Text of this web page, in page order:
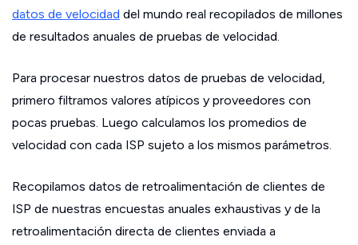
datos de velocidad del mundo real recopilados de millones
de resultados anuales de pruebas de velocidad.
Para procesar nuestros datos de pruebas de velocidad,
primero filtramos valores atípicos y proveedores con
pocas pruebas. Luego calculamos los promedios de
velocidad con cada ISP sujeto a los mismos parámetros.
Recopilamos datos de retroalimentación de clientes de
ISP de nuestras encuestas anuales exhaustivas y de la
retroalimentación directa de clientes enviada a